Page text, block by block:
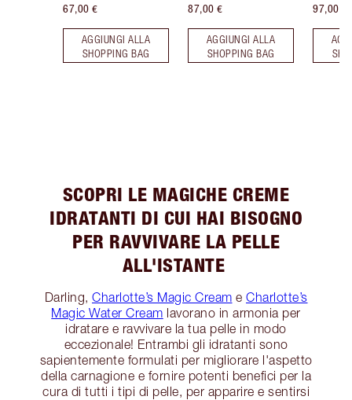
67,00 €
AGGIUNGI ALLA
SHOPPING BAG
87,00 €
AGGIUNGI ALLA
SHOPPING BAG
97,00 €
SCOPRI LE MAGICHE CREME
IDRATANTI DI CUI HAI BISOGNO
PER RAVVIVARE LA PELLE
ALL'ISTANTE
Darling, Charlotte’s Magic Cream e Charlotte’s
Magic Water Cream lavorano in armonia per
idratare e ravvivare la tua pelle in modo
eccezionale! Entrambi gli idratanti sono
sapientemente formulati per migliorare l'aspetto
della carnagione e fornire potenti benefici per la
cura di tutti i tipi di pelle, per apparire e sentirsi